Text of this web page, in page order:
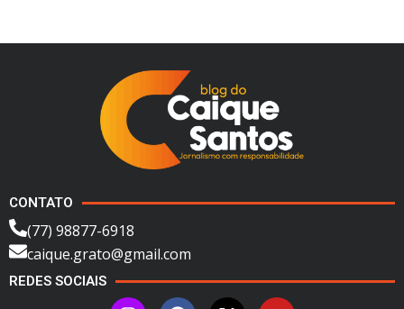
CONTATO
(77) 98877-6918
caique.grato@gmail.com
REDES SOCIAIS